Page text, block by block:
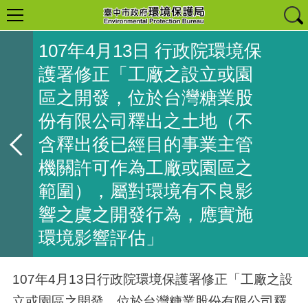
107年4月13日 行政院環境保
護署修正「工廠之設立或園
區之開發，位於台灣糖業股
份有限公司釋出之土地（不
含釋出後已經目的事業主管
機關許可作為工廠或園區之
範圍），屬對環境有不良影
響之虞之開發行為，應實施
環境影響評估」
107年4月13日行政院環境保護署修正「工廠之設